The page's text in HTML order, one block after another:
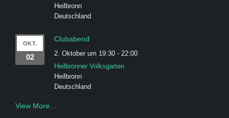
Heilbronn
Deutschland
OKT.
02
Clubabend
2. Oktober um 19:30 - 22:00
Heilbronner Volksgarten
Heilbronn
Deutschland
View More…